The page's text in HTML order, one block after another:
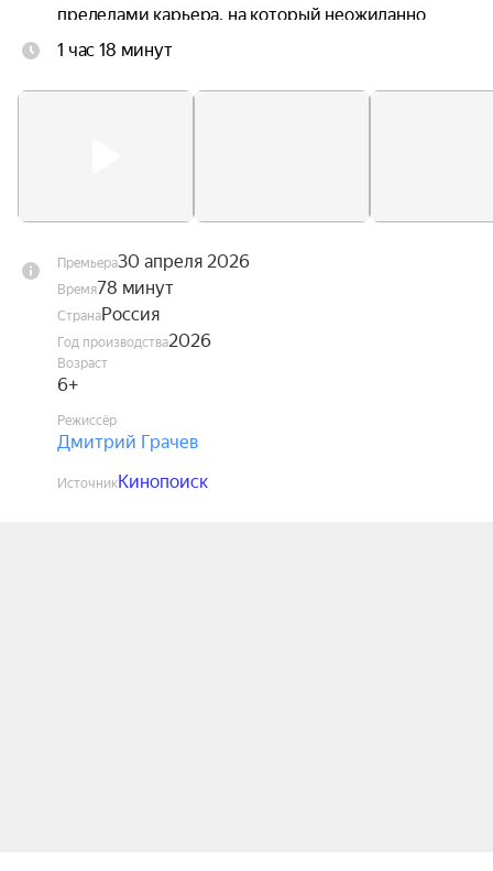
пределами карьера, на который неожиданно
надвигается серьёзная угроза — проснувшийся
Теперь Сане и его друзьям предстоит
1 час 18 минут
Премьера30 апреля 2026
Время78 минут
СтранаРоссия
Год производства2026
Возраст
6+
Режиссёр
Дмитрий Грачев
ИсточникКинопоиск